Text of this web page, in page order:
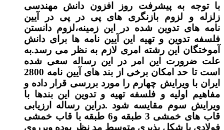
با توجه به پیشرفت روز افزون دانش مهندسی
زلزله و لزوم بازنگری های پی در پی در آیین
نامه های تدوین شده در این زمینه،لزوم دانستن
فلسفه تدوین و تهیه این آیین نامه ها برای دانش
آموختگان این رشته امری لازم به نظر می رسد.به
علت ضرورت این امر در این رساله سعی شده
است تا حد امکان برخی از بند های آیین نامه 2800
ایران با ویرایش چهارم را مورد بررسی قرار داده و
مفاهیم اولیه و فلسفه تهیه و تدوین این بندها با
ویرایش سوم مقایسه شود .دراین رساله ارزیابی
قاب های خمشی 3 طبقه و6 طبقه با قاب خمشی
فولادی با شکل پذیری متوسط مد نظر بوده وبرروی